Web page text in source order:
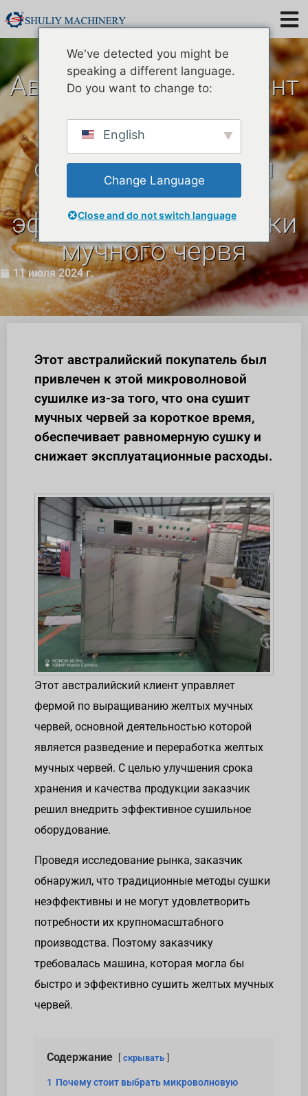
Австралийский клиент
покупает
микроволновую
сушилку Shuliy для
повышения
эффективности сушки
мучного червя
11 июля 2024 г.
Этот австралийский покупатель был
привлечен к этой микроволновой
сушилке из-за того, что она сушит
мучных червей за короткое время,
обеспечивает равномерную сушку и
снижает эксплуатационные расходы.
Этот австралийский клиент управляет
фермой по выращиванию желтых мучных
червей, основной деятельностью которой
является разведение и переработка желтых
мучных червей. С целью улучшения срока
хранения и качества продукции заказчик
решил внедрить эффективное сушильное
оборудование.
Проведя исследование рынка, заказчик
обнаружил, что традиционные методы сушки
неэффективны и не могут удовлетворить
потребности их крупномасштабного
производства. Поэтому заказчику
требовалась машина, которая могла бы
быстро и эффективно сушить желтых мучных
червей.
Содержание скрывать
1 Почему стоит выбрать микроволновую
We've detected you might be
speaking a different language.
Do you want to change to:
English
Change Language
Close and do not switch language